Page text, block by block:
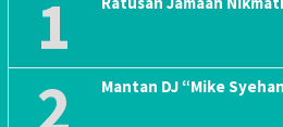
1
2 Mantan DJ “Mike